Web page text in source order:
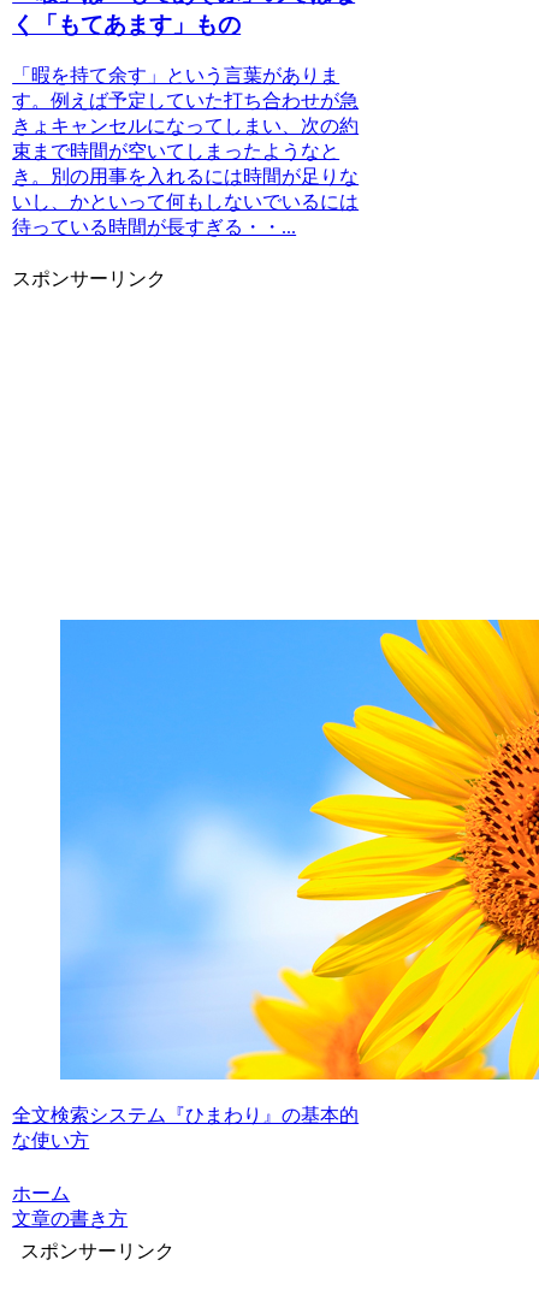
く「もてあます」もの
「暇を持て余す」という言葉がありま
す。例えば予定していた打ち合わせが急
きょキャンセルになってしまい、次の約
束まで時間が空いてしまったようなと
き。別の用事を入れるには時間が足りな
いし、かといって何もしないでいるには
待っている時間が長すぎる・・...
スポンサーリンク
全文検索システム『ひまわり』の基本的
な使い方
ホーム
文章の書き方
スポンサーリンク